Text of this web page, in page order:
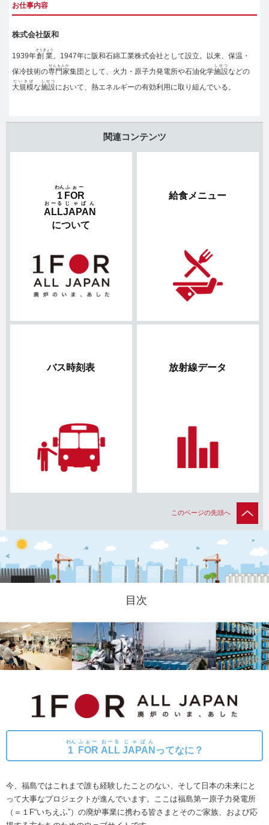
お仕事内容
株式会社阪和
1939年創業
そうぎょう
。1947年に阪和石綿工業株式会社として設立。以来、保温・
保冷技術の専門家
せんもんか
集団として、火力・原子力発電所や石油化学施設
しせつ
などの
大規模
だいきぼ
な施設
しせつ
において、熱エネルギーの有効利用に取り組んでいる。
関連コンテンツ
1
わん
FOR
ふぉー
ALL
おーる
JAPAN
じゃぱん
について
給食メニュー
バス時刻表 放射線データ
このページの先頭へ
目次
1
わん
FOR
ふぉー
ALL
おーる
JAPAN
じゃぱん
ってなに？
今、福島ではこれまで誰も経験したことのない、そして日本の未来にと
って大事なプロジェクトが進んでいます。 ここは福島第一原子力発電所
（＝１F“いちえふ”）の廃炉事業に携わる皆さまとそのご家族、および応